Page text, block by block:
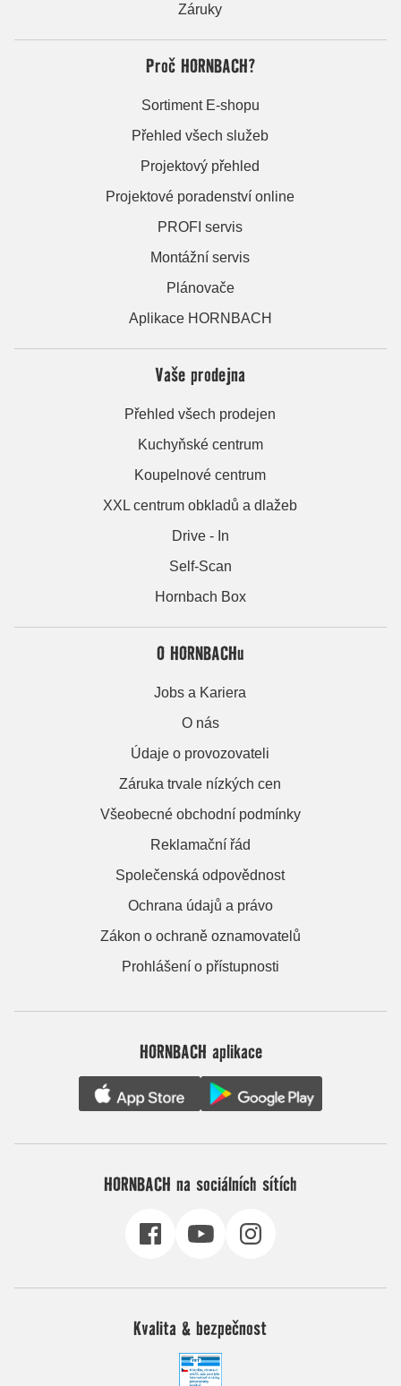
Záruky
Proč HORNBACH?
Sortiment E-shopu
Přehled všech služeb
Projektový přehled
Projektové poradenství online
PROFI servis
Montážní servis
Plánovače
Aplikace HORNBACH
Vaše prodejna
Přehled všech prodejen
Kuchyňské centrum
Koupelnové centrum
XXL centrum obkladů a dlažeb
Drive - In
Self-Scan
Hornbach Box
O HORNBACHu
Jobs a Kariera
O nás
Údaje o provozovateli
Záruka trvale nízkých cen
Všeobecné obchodní podmínky
Reklamační řád
Společenská odpovědnost
Ochrana údajů a právo
Zákon o ochraně oznamovatelů
Prohlášení o přístupnosti
HORNBACH aplikace
HORNBACH na sociálních sítích
Kvalita & bezpečnost